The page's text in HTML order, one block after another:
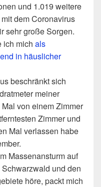
und 1.019 weitere
dem Coronavirus
sehr große Sorgen.
ich mich als
in häuslicher
beschränkt sich
meiner
von einem Zimmer
Zimmer und
Mal verlassen habe
Massenansturm auf
und den
höre, packt mich